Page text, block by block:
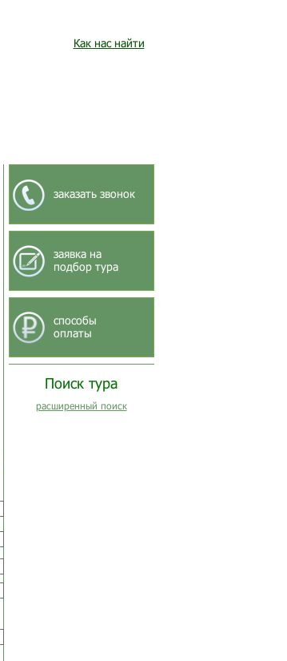
Как нас найти
заказать звонок
заявка на
подбор тура
способы
оплаты
Поиск тура
расширенный поиск